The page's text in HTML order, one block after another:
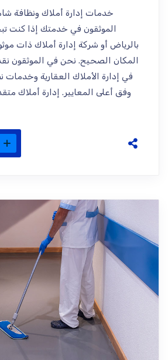
الموثقون في خدمتك إذا كنت
بالرياض أو شركة إدارة أملاك ذات
المكان الصحيح. نحن في الموثقون
في إدارة الأملاك العقارية وخدمات
وفق أعلى المعايير. إدارة أملاك